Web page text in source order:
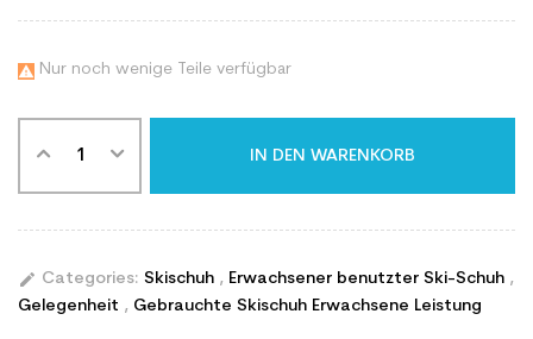
 Nur noch wenige Teile verfügbar
IN DEN WARENKORB
edit Categories: Skischuh , Erwachsener benutzter Ski-Schuh ,
Gelegenheit , Gebrauchte Skischuh Erwachsene Leistung